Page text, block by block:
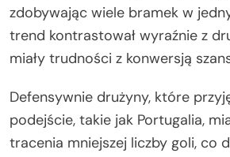
zdobywając wiele bramek w
trend kontrastował wyraźnie z
miały trudności z konwersją
Defensywnie drużyny, które
podejście, takie jak Portugalia,
tracenia mniejszej liczby goli, co